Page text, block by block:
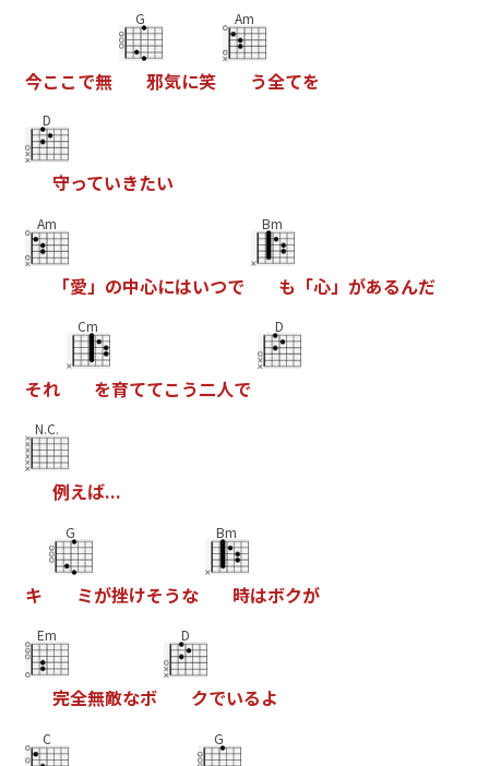
今こ こで無
G
邪気に笑
Am
う全てを
D
守っていきたい
Am
「愛 」 の中心にはいつで
Bm
も 「心」 があるんだ
それ
Cm
を育ててこ う二人で
D
N.C.
例えば...
キ
G
ミが挫けそうな
Bm
時はボクが
Em
完全無敵なボ
D
クでいるよ
C G